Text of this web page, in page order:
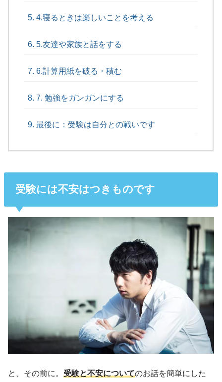
4.寝るときは楽しいことを考える
5.友達や家族と話をする
6.計算用紙を破る・積む
7. 勉強をガンガンにする
最後に：受験は自分との戦いです
受験には不安はつきものです
と、その前に。 受験と不安についてのお話を簡単にした